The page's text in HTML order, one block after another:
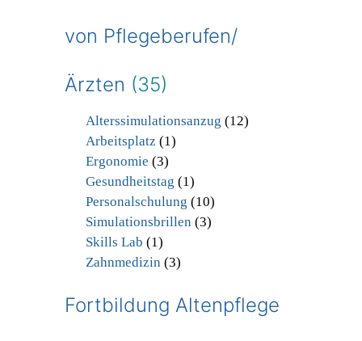
von Pflegeberufen/
Ärzten (35)
Alterssimulationsanzug (12)
Arbeitsplatz (1)
Ergonomie (3)
Gesundheitstag (1)
Personalschulung (10)
Simulationsbrillen (3)
Skills Lab (1)
Zahnmedizin (3)
Fortbildung Altenpflege